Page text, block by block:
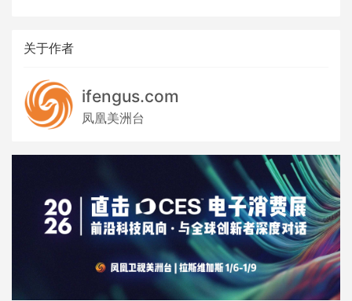
关于作者
ifengus.com
凤凰美洲台